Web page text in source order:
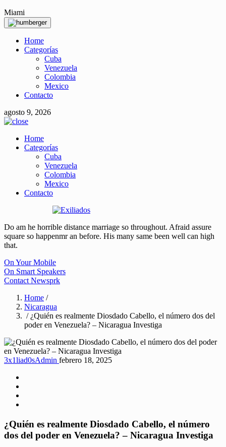
Miami
Home
Categorías
Cuba
Venezuela
Colombia
Mexico
Contacto
agosto 9, 2026
Home
Categorías
Cuba
Venezuela
Colombia
Mexico
Contacto
Do am he horrible distance marriage so throughout. Afraid assure
square so happenmr an before. His many same been well can high
that.
On Your Mobile
On Smart Speakers
Contact Newsprk
Home /
Nicaragua
/ ¿Quién es realmente Diosdado Cabello, el número dos del
poder en Venezuela? – Nicaragua Investiga
3x1liad0sAdmin febrero 18, 2025
¿Quién es realmente Diosdado Cabello, el número
dos del poder en Venezuela? – Nicaragua Investiga